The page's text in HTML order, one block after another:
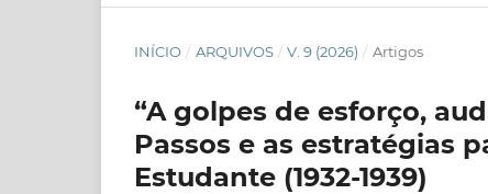
INÍCIO / ARQUIVOS / V. 9 (2026) / Artigos
“A golpes de esforço,
Passos e as estratégias
Estudante (1932-1939)